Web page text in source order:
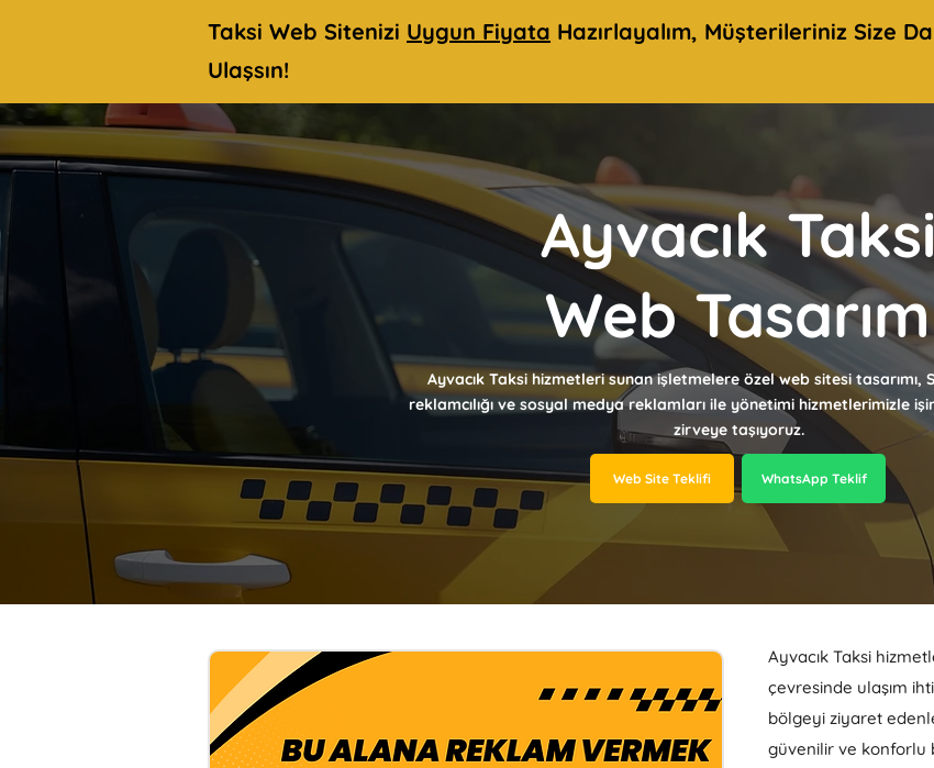
Taksi Web Sitenizi Uygun Fiyata Hazırlayalım, Müşterileriniz Size
Ulaşsın!
Ayvacık
Web Tasarım
Ayvacık Taksi hizmetleri sunan işletmelere özel web sitesi tasarımı,
reklamcılığı ve sosyal medya reklamları ile yönetimi hizmetlerimizle
zirveye taşıyoruz.
Web Site Teklifi WhatsApp Teklif
Ayvacık Taksi
çevresinde ulaşım
bölgeyi ziyaret
güvenilir ve konforlu